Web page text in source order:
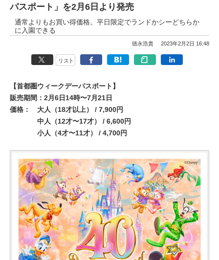
パスポート」を2月6日より発売
通常よりもお買い得価格。平日限定でランドかシーどちらか
に入園できる
徳永浩貴 2023年2月2日 16:48
リスト
【首都圏ウィークデーパスポート】
販売期間：2月6日14時〜7月21日
価格： 大人（18才以上） / 7,900円
中人（12才〜17才） / 6,600円
小人（4才〜11才） / 4,700円